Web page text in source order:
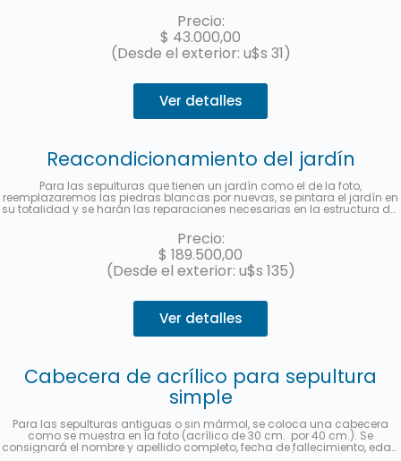
una foto una vez finalizado el servicio.
Precio:
$ 43.000,00
(Desde el exterior: u$s 31)
Ver detalles
Reacondicionamiento del jardín
Para las sepulturas que tienen un jardín como el de la foto,
reemplazaremos las piedras blancas por nuevas, se pintara el jardín en
su totalidad y se harán las reparaciones necesarias en la estructura del
nombre y los datos del fallecido.Hasta 3 cuotas sin interés con
MercadoPago.
Precio:
$ 189.500,00
(Desde el exterior: u$s 135)
Ver detalles
Cabecera de acrílico para sepultura
simple
Para las sepulturas antiguas o sin mármol, se coloca una cabecera
como se muestra en la foto (acrílico de 30 cm. por 40 cm.). Se
consignará el nombre y apellido completo, fecha de fallecimiento, edad